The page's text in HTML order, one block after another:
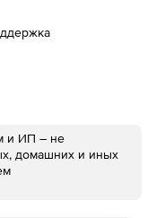
и ИП – не
домашних и иных